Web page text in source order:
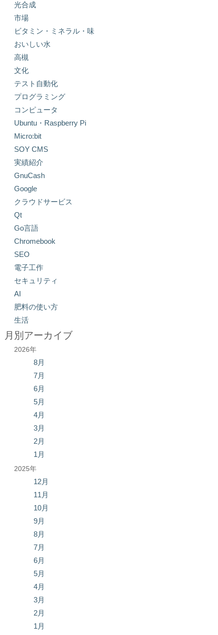
光合成
市場
ビタミン・ミネラル・味
おいしい水
高槻
文化
テスト自動化
プログラミング
コンピュータ
Ubuntu・Raspberry Pi
Micro:bit
SOY CMS
実績紹介
GnuCash
Google
クラウドサービス
Qt
Go言語
Chromebook
SEO
電子工作
セキュリティ
AI
肥料の使い方
生活
月別アーカイブ
2026年
8月
7月
6月
5月
4月
3月
2月
1月
2025年
12月
11月
10月
9月
8月
7月
6月
5月
4月
3月
2月
1月